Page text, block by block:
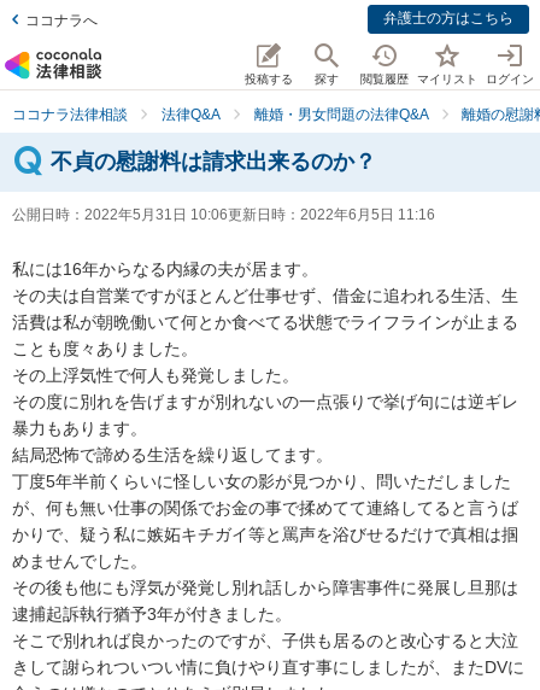
ココナラへ 弁護士の方はこちら
投稿する 探す 閲覧履歴 マイリスト ログイン
ココナラ法律相談 法律Q&A 離婚・男女問題の法律Q&A 離婚の慰謝
不貞の慰謝料は請求出来るのか？
公開日時： 2022年5月31日 10:06更新日時： 2022年6月5日 11:16
私には16年からなる内縁の夫が居ます。
その夫は自営業ですがほとんど仕事せず、借金に追われる生活、生
活費は私が朝晩働いて何とか食べてる状態でライフラインが止まる
ことも度々ありました。
その上浮気性で何人も発覚しました。
その度に別れを告げますが別れないの一点張りで挙げ句には逆ギレ
暴力もあります。
結局恐怖で諦める生活を繰り返してます。
丁度5年半前くらいに怪しい女の影が見つかり、問いただしました
が、何も無い仕事の関係でお金の事で揉めてて連絡してると言うば
かりで、疑う私に嫉妬キチガイ等と罵声を浴びせるだけで真相は掴
めませんでした。
その後も他にも浮気が発覚し別れ話しから障害事件に発展し旦那は
逮捕起訴執行猶予3年が付きました。
そこで別れれば良かったのですが、子供も居るのと改心すると大泣
きして謝られついつい情に負けやり直す事にしましたが、またDVに